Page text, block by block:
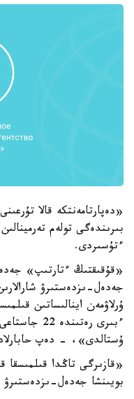
«دەپارتامەنتكە قالا
بىرىندەگى تولەم
ءتۇسىردى.
«قۇقىقتىڭ ءتارتىپ»
جەدەل-ىزدەستىرۋ
ۇرلاۋمەن اينالىساتىن
ءبىرى
ۇستالدى»، - دەپ
«قازىرگى تاڭدا
بويىنشا جەدەل-ىزدەستىرۋ